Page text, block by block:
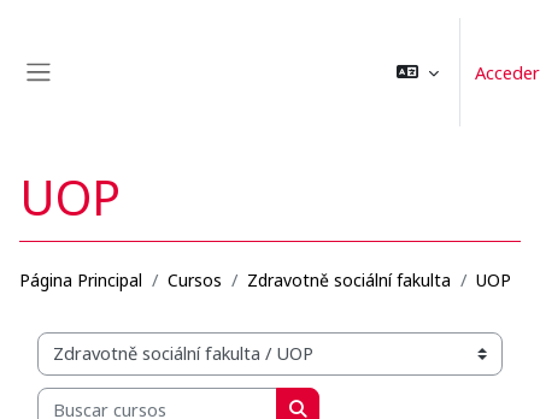
Acceder
UOP
Página Principal Cursos Zdravotně sociální fakulta UOP
Categorías
Buscar cursos